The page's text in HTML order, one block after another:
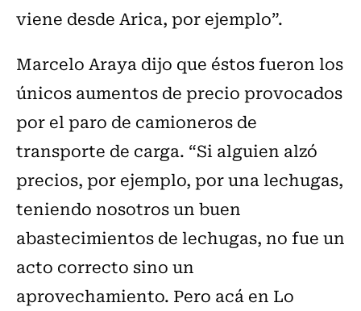
viene desde Arica, por ejemplo”.
Marcelo Araya dijo que éstos fueron los
únicos aumentos de precio provocados
por el paro de camioneros de
transporte de carga. “Si alguien alzó
precios, por ejemplo, por una lechugas,
teniendo nosotros un buen
abastecimientos de lechugas, no fue un
acto correcto sino un
aprovechamiento. Pero acá en Lo